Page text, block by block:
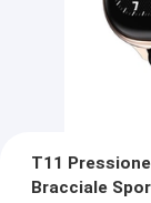
T11
Bracciale